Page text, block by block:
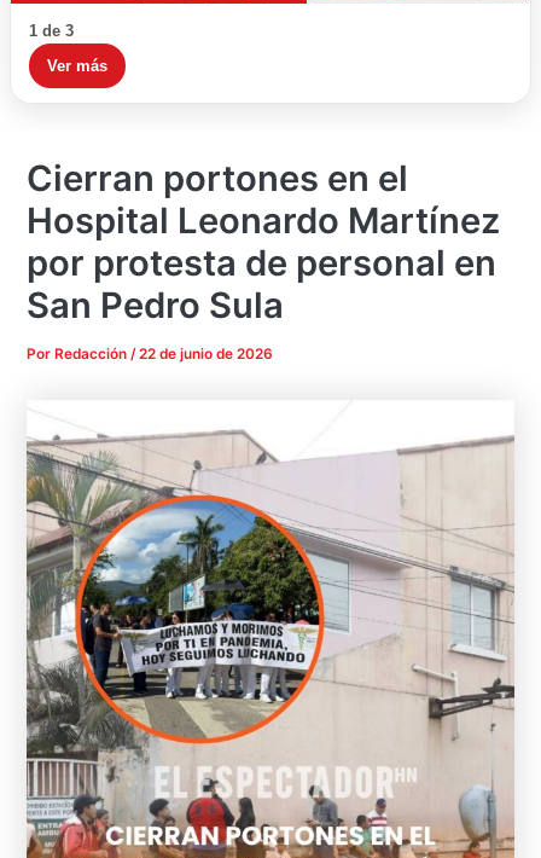
1 de 3
Ver más
Cierran portones en el
Hospital Leonardo Martínez
por protesta de personal en
San Pedro Sula
Por Redacción/22 de junio de 2026